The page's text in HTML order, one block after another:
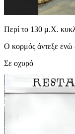
Περί το 130 μ.Χ.
Ο κορμός άντεξε ενώ
Σε οχυρό